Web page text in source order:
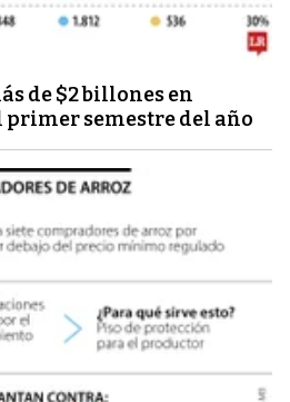
de $2 billones en
primer semestre del año